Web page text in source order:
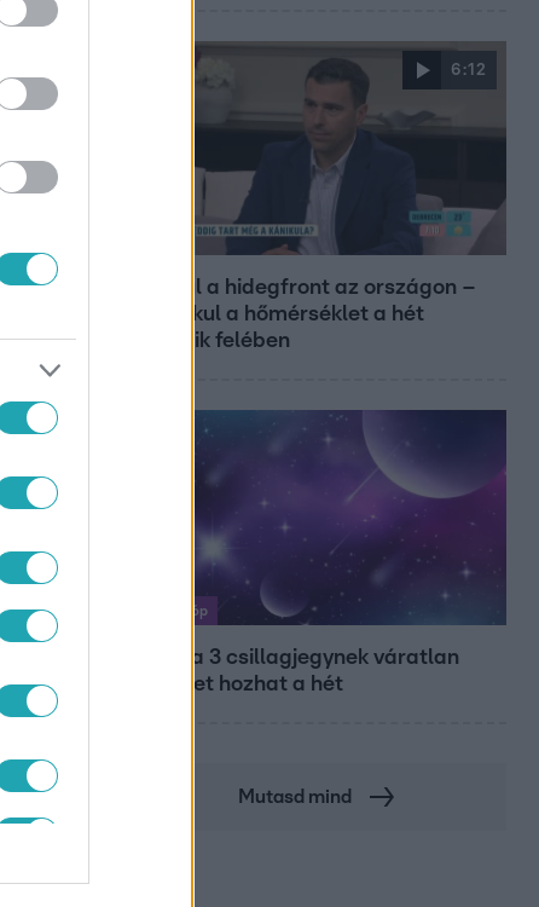
6:12
Átvonul a hidegfront az országon –
így alakul a hőmérséklet a hét
második felében
Horoszkóp
Ennek a 3 csillagjegynek váratlan
sikereket hozhat a hét
Mutasd mind